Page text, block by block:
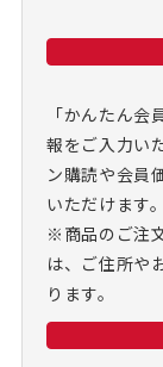
「かんたん
報をご入力い
ン購読や会員
いただけます。
※商品のご注
は、ご住所や
ります。